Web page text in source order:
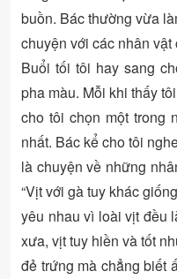
buồn. Bác thường vừa
chuyện với các nhân vật
Buổi tối tôi hay sang
pha màu. Mỗi khi thấy
cho tôi chọn một trong
nhất. Bác kể cho tôi
là chuyện về những
“Vịt với gà tuy khác
yêu nhau vì loài vịt đều
xưa, vịt tuy hiền và tốt
đẻ trứng mà chẳng biết